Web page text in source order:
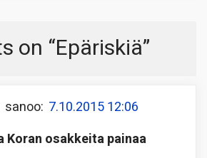
on “Epäriskiä”
sanoo: 7.10.2015 12:06
Koran osakkeita painaa